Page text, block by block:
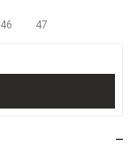
46 47